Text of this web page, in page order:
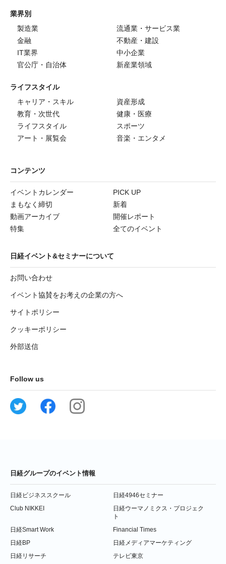
業界別
製造業
流通業・サービス業
金融
不動産・建設
IT業界
中小企業
官公庁・自治体
新産業領域
ライフスタイル
キャリア・スキル
資産形成
教育・次世代
健康・医療
ライフスタイル
スポーツ
アート・展覧会
音楽・エンタメ
コンテンツ
イベントカレンダー
PICK UP
まもなく締切
新着
動画アーカイブ
開催レポート
特集
全てのイベント
日経イベント&セミナーについて
お問い合わせ
イベント協賛をお考えの企業の方へ
サイトポリシー
クッキーポリシー
外部送信
Follow us
日経グループのイベント情報
日経ビジネススクール
日経4946セミナー
Club NIKKEI
日経ウーマノミクス・プロジェク
ト
日経Smart Work
Financial Times
日経BP
日経メディアマーケティング
日経リサーチ
テレビ東京